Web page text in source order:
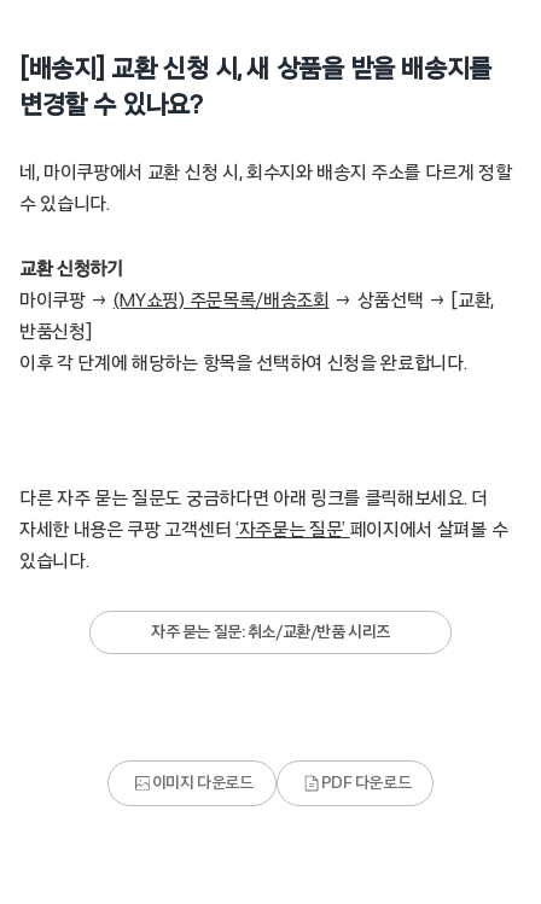
[배송지] 교환 신청 시, 새 상품을 받을 배송지를
변경할 수 있나요?
네, 마이쿠팡에서 교환 신청 시, 회수지와 배송지 주소를 다르게 정할
수 있습니다.
교환 신청하기
마이쿠팡 → (MY쇼핑) 주문목록/배송조회
→ 상품선택 → [교환,
반품신청]
이후 각 단계에 해당하는 항목을 선택하여 신청을 완료합니다.
다른 자주 묻는 질문도 궁금하다면 아래 링크를 클릭해보세요. 더
자세한 내용은 쿠팡 고객센터 ‘자주묻는 질문’ 페이지에서 살펴볼 수
있습니다.
자주 묻는 질문: 취소/교환/반품 시리즈
이미지 다운로드 PDF 다운로드